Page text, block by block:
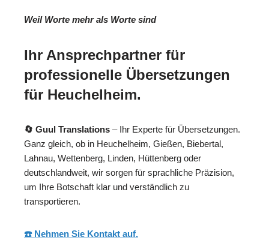
Weil Worte mehr als Worte sind
Ihr Ansprechpartner für
professionelle Übersetzungen
für Heuchelheim.
🔄 Guul Translations – Ihr Experte für Übersetzungen.
Ganz gleich, ob in Heuchelheim, Gießen, Biebertal,
Lahnau, Wettenberg, Linden, Hüttenberg oder
deutschlandweit, wir sorgen für sprachliche Präzision,
um Ihre Botschaft klar und verständlich zu
transportieren.
☎️ Nehmen Sie Kontakt auf.